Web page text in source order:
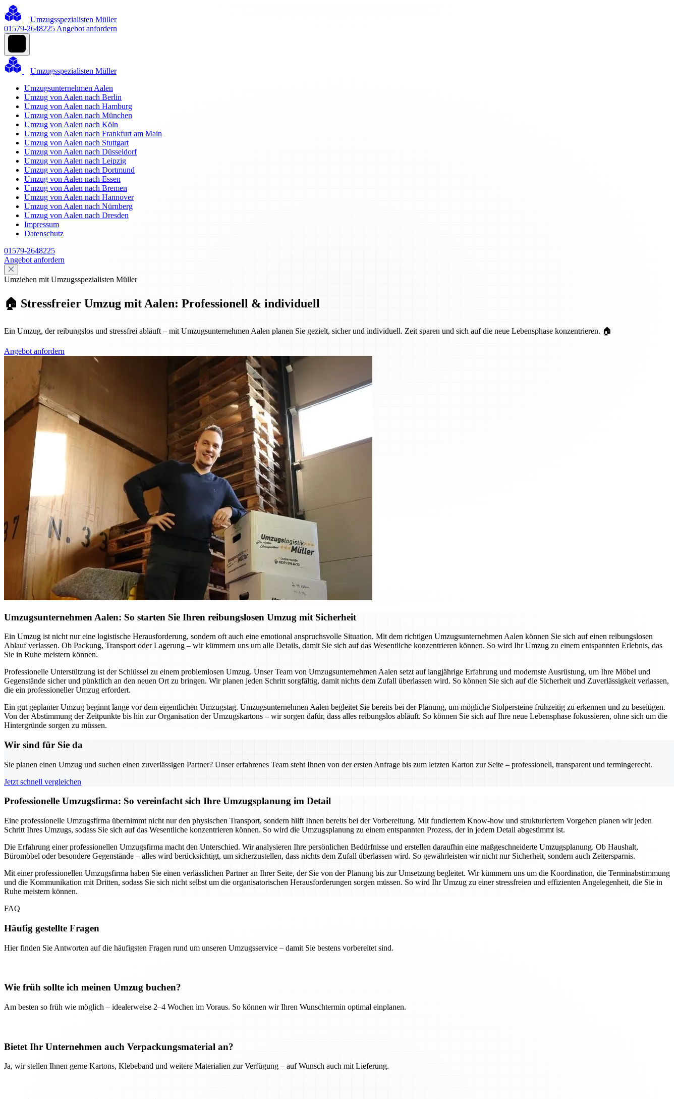
Umzugsspezialisten Müller
01579-2648225 Angebot anfordern
Umzugsspezialisten Müller
Umzugsunternehmen Aalen
Umzug von Aalen nach Berlin
Umzug von Aalen nach Hamburg
Umzug von Aalen nach München
Umzug von Aalen nach Köln
Umzug von Aalen nach Frankfurt am Main
Umzug von Aalen nach Stuttgart
Umzug von Aalen nach Düsseldorf
Umzug von Aalen nach Leipzig
Umzug von Aalen nach Dortmund
Umzug von Aalen nach Essen
Umzug von Aalen nach Bremen
Umzug von Aalen nach Hannover
Umzug von Aalen nach Nürnberg
Umzug von Aalen nach Dresden
Impressum
Datenschutz
01579-2648225
Angebot anfordern
Umziehen mit Umzugsspezialisten Müller
🏠 Stressfreier Umzug mit Aalen: Professionell & individuell
Ein Umzug, der reibungslos und stressfrei abläuft – mit Umzugsunternehmen Aalen planen Sie gezielt, sicher und individuell. Zeit sparen und sich auf die neue Lebensphase konzentrieren. 🏠
Angebot anfordern
Umzugsunternehmen Aalen: So starten Sie Ihren reibungslosen Umzug mit Sicherheit
Ein Umzug ist nicht nur eine logistische Herausforderung, sondern oft auch eine emotional anspruchsvolle Situation. Mit dem richtigen Umzugsunternehmen Aalen können Sie sich auf einen reibungslosen
Ablauf verlassen. Ob Packung, Transport oder Lagerung – wir kümmern uns um alle Details, damit Sie sich auf das Wesentliche konzentrieren können. So wird Ihr Umzug zu einem entspannten Erlebnis, das
Sie in Ruhe meistern können.
Professionelle Unterstützung ist der Schlüssel zu einem problemlosen Umzug. Unser Team von Umzugsunternehmen Aalen setzt auf langjährige Erfahrung und modernste Ausrüstung, um Ihre Möbel und
Gegenstände sicher und pünktlich an den neuen Ort zu bringen. Wir planen jeden Schritt sorgfältig, damit nichts dem Zufall überlassen wird. So können Sie sich auf die Sicherheit und Zuverlässigkeit verlassen,
die ein professioneller Umzug erfordert.
Ein gut geplanter Umzug beginnt lange vor dem eigentlichen Umzugstag. Umzugsunternehmen Aalen begleitet Sie bereits bei der Planung, um mögliche Stolpersteine frühzeitig zu erkennen und zu beseitigen.
Von der Abstimmung der Zeitpunkte bis hin zur Organisation der Umzugskartons – wir sorgen dafür, dass alles reibungslos abläuft. So können Sie sich auf Ihre neue Lebensphase fokussieren, ohne sich um die
Hintergründe sorgen zu müssen.
Wir sind für Sie da
Sie planen einen Umzug und suchen einen zuverlässigen Partner? Unser erfahrenes Team steht Ihnen von der ersten Anfrage bis zum letzten Karton zur Seite – professionell, transparent und termingerecht.
Jetzt schnell vergleichen
Professionelle Umzugsfirma: So vereinfacht sich Ihre Umzugsplanung im Detail
Eine professionelle Umzugsfirma übernimmt nicht nur den physischen Transport, sondern hilft Ihnen bereits bei der Vorbereitung. Mit fundiertem Know-how und strukturiertem Vorgehen planen wir jeden
Schritt Ihres Umzugs, sodass Sie sich auf das Wesentliche konzentrieren können. So wird die Umzugsplanung zu einem entspannten Prozess, der in jedem Detail abgestimmt ist.
Die Erfahrung einer professionellen Umzugsfirma macht den Unterschied. Wir analysieren Ihre persönlichen Bedürfnisse und erstellen daraufhin eine maßgeschneiderte Umzugsplanung. Ob Haushalt,
Büromöbel oder besondere Gegenstände – alles wird berücksichtigt, um sicherzustellen, dass nichts dem Zufall überlassen wird. So gewährleisten wir nicht nur Sicherheit, sondern auch Zeitersparnis.
Mit einer professionellen Umzugsfirma haben Sie einen verlässlichen Partner an Ihrer Seite, der Sie von der Planung bis zur Umsetzung begleitet. Wir kümmern uns um die Koordination, die Terminabstimmung
und die Kommunikation mit Dritten, sodass Sie sich nicht selbst um die organisatorischen Herausforderungen sorgen müssen. So wird Ihr Umzug zu einer stressfreien und effizienten Angelegenheit, die Sie in
Ruhe meistern können.
FAQ
Häufig gestellte Fragen
Hier finden Sie Antworten auf die häufigsten Fragen rund um unseren Umzugsservice – damit Sie bestens vorbereitet sind.
Wie früh sollte ich meinen Umzug buchen?
Am besten so früh wie möglich – idealerweise 2–4 Wochen im Voraus. So können wir Ihren Wunschtermin optimal einplanen.
Bietet Ihr Unternehmen auch Verpackungsmaterial an?
Ja, wir stellen Ihnen gerne Kartons, Klebeband und weitere Materialien zur Verfügung – auf Wunsch auch mit Lieferung.